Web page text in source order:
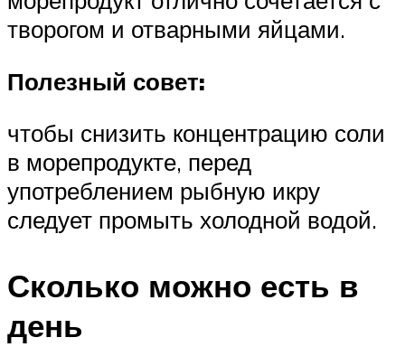
творогом и отварными яйцами.
Полезный совет:
чтобы снизить концентрацию соли
в морепродукте, перед
употреблением рыбную икру
следует промыть холодной водой.
Сколько можно есть в
день